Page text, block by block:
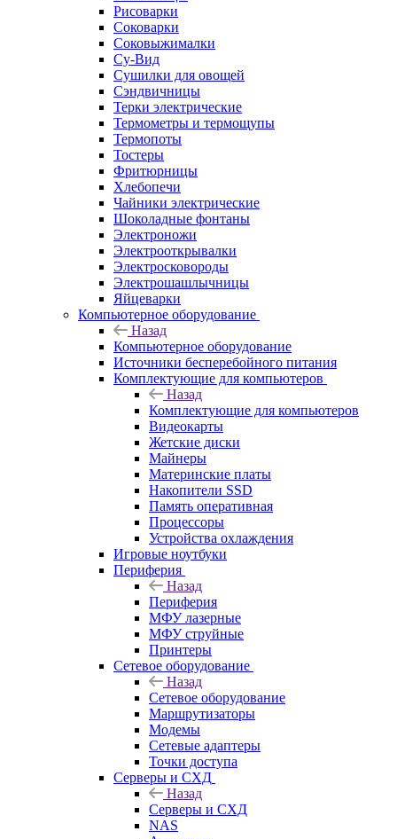
Рисоварки
Соковарки
Соковыжималки
Су-Вид
Сушилки для овощей
Сэндвичницы
Терки электрические
Термометры и термощупы
Термопоты
Тостеры
Фритюрницы
Хлебопечи
Чайники электрические
Шоколадные фонтаны
Электроножи
Электрооткрывалки
Электросковороды
Электрошашлычницы
Яйцеварки
Компьютерное оборудование
Назад
Компьютерное оборудование
Источники бесперебойного питания
Комплектующие для компьютеров
Назад
Комплектующие для компьютеров
Видеокарты
Жетские диски
Майнеры
Материнские платы
Накопители SSD
Память оперативная
Процессоры
Устройства охлаждения
Игровые ноутбуки
Периферия
Назад
Периферия
МФУ лазерные
МФУ струйные
Принтеры
Сетевое оборудование
Назад
Сетевое оборудование
Маршрутизаторы
Модемы
Сетевые адаптеры
Точки доступа
Серверы и СХД
Назад
Серверы и СХД
NAS